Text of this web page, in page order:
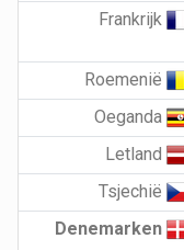
Frankrijk
Roemenië
Oeganda
Letland
Tsjechië
Denemarken